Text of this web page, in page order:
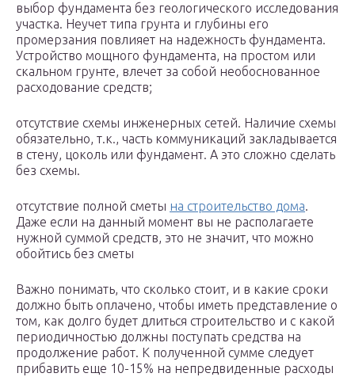
выбор фундамента без геологического исследования
участка. Неучет типа грунта и глубины его
промерзания повлияет на надежность фундамента.
Устройство мощного фундамента, на простом или
скальном грунте, влечет за собой необоснованное
расходование средств;
отсутствие схемы инженерных сетей. Наличие схемы
обязательно, т.к., часть коммуникаций закладывается
в стену, цоколь или фундамент. А это сложно сделать
без схемы.
отсутствие полной сметы на строительство дома.
Даже если на данный момент вы не располагаете
нужной суммой средств, это не значит, что можно
обойтись без сметы
Важно понимать, что сколько стоит, и в какие сроки
должно быть оплачено, чтобы иметь представление о
том, как долго будет длиться строительство и с какой
периодичностью должны поступать средства на
продолжение работ. К полученной сумме следует
прибавить еще 10-15% на непредвиденные расходы